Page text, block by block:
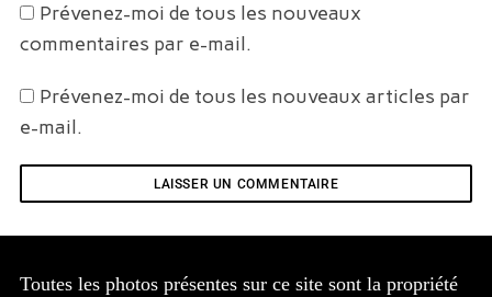
Prévenez-moi de tous les nouveaux
commentaires par e-mail.
Prévenez-moi de tous les nouveaux articles par
e-mail.
Toutes les photos présentes sur ce site sont la propriété